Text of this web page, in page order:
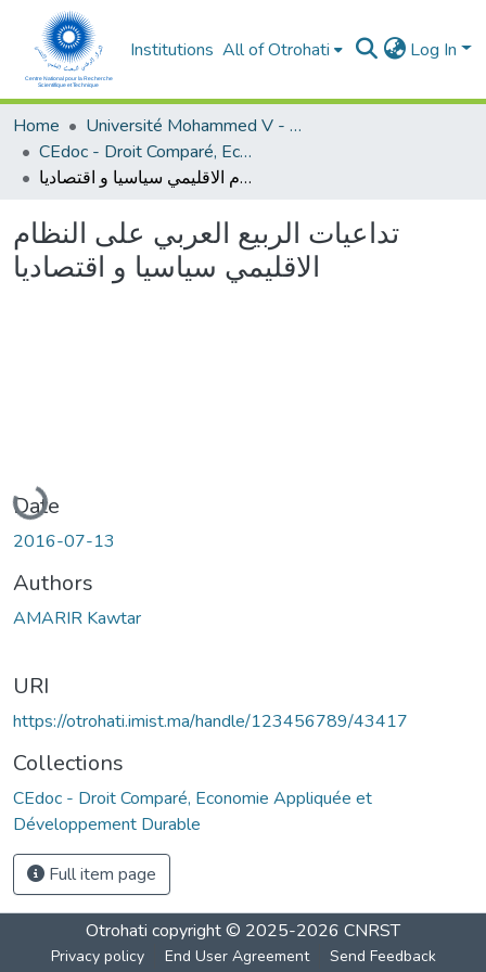
Institutions All of Otrohati Log In
Home
Université Mohammed V - Rabat
CEdoc - Droit Comparé, Economie Appliquée et Développement Durable
تداعيات الربيع العربي على النظام الاقليمي سياسيا و اقتصاديا
تداعيات الربيع العربي على النظام
الاقليمي سياسيا و اقتصاديا
Loading...
Date
2016-07-13
Authors
AMARIR Kawtar
URI
https://otrohati.imist.ma/handle/123456789/43417
Collections
CEdoc - Droit Comparé, Economie Appliquée et
Développement Durable
Full item page
Otrohati copyright © 2025-2026 CNRST
Privacy policy End User Agreement Send Feedback